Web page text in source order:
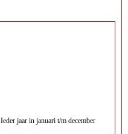
Ieder jaar in januari t/m december